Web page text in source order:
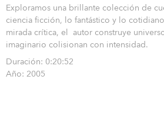
Exploramos una brillante colección de
ciencia ficción, lo fantástico y lo
mirada crítica, el autor construye
imaginario colisionan con intensidad.
Duración: 0:20:52
Año: 2005